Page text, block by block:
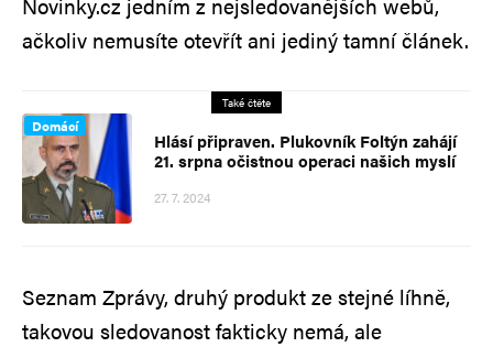
ačkoliv nemusíte otevřít ani jediný tamní článek.
Také čtěte
Domácí
Hlásí připraven. Plukovník Foltýn zahájí
21. srpna očistnou operaci našich myslí
27. 7. 2024
Seznam Zprávy, druhý produkt ze stejné líhně,
takovou sledovanost fakticky nemá, ale